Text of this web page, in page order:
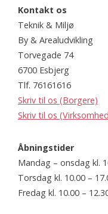
Kontakt os
Teknik & Miljø
By & Arealudvikling
Torvegade 74
6700 Esbjerg
Tlf. 76161616
Skriv til os (Borgere)
Skriv til os
Åbningstider
Mandag – onsdag kl.
Torsdag kl. 10.00 –
Fredag kl. 10.00 –